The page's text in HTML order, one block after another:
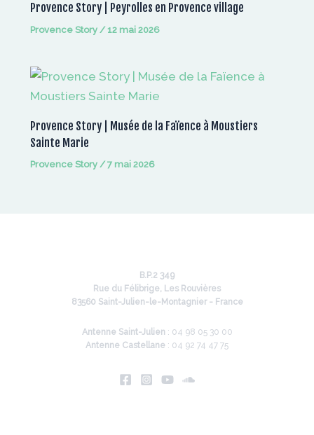
Provence Story | Peyrolles en Provence village
Provence Story/12 mai 2026
Provence Story | Musée de la Faïence à Moustiers
Sainte Marie
Provence Story/7 mai 2026
B.P.2 349
Rue du Félibrige, Les Rouvières
83560 Saint-Julien-le-Montagnier - France
Antenne Saint-Julien : 04 98 05 30 00
Antenne Castellane : 04 92 74 47 75